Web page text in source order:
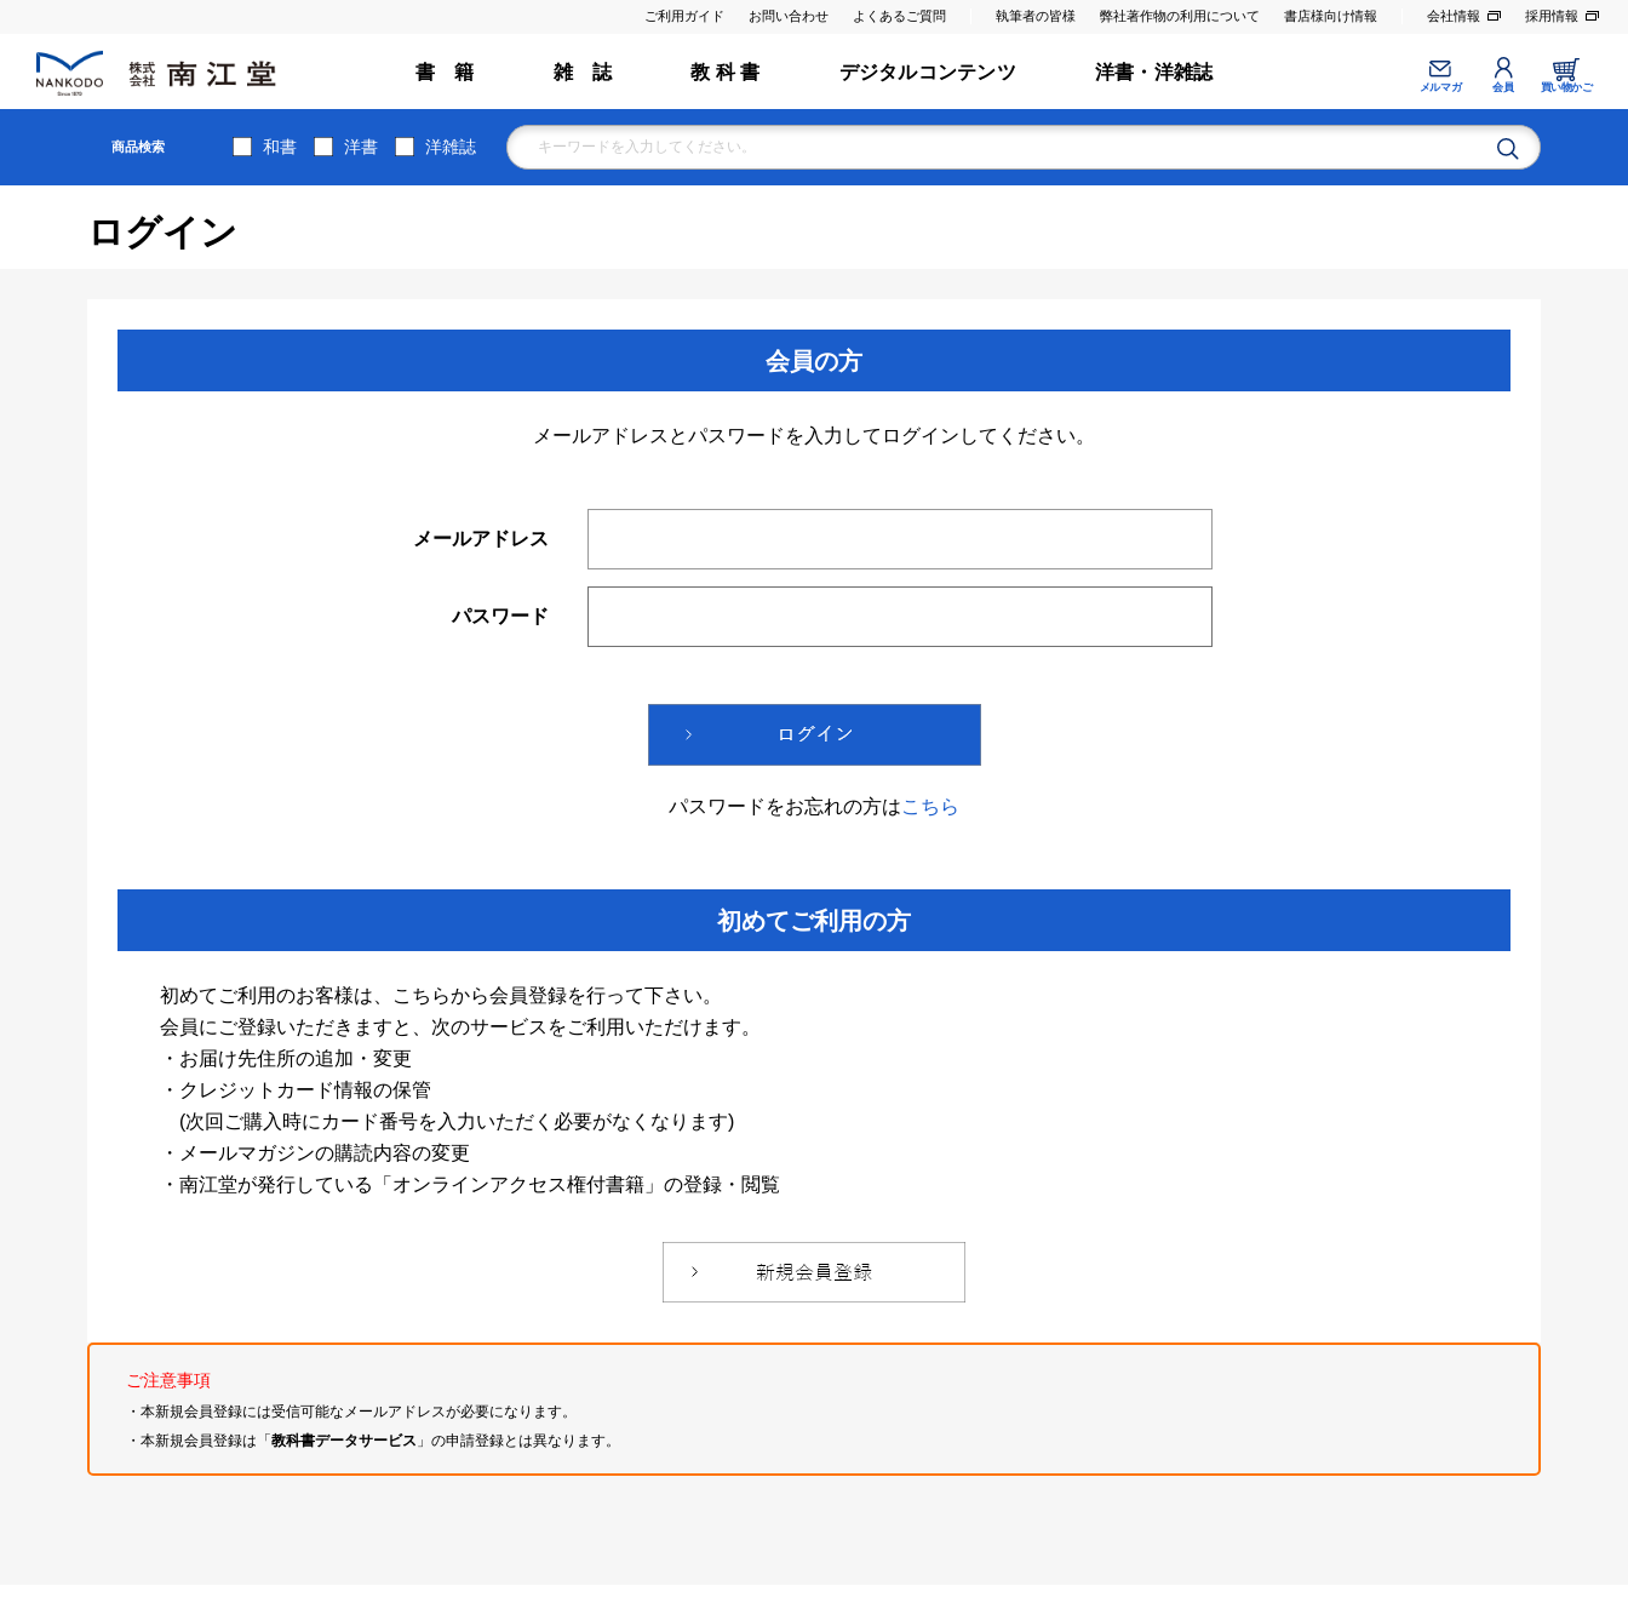
ご利用ガイド お問い合わせ よくあるご質問 執筆者の皆様 弊社著作物の利用について 書店様向け情報 会社情報 採用情報
書 籍 雑 誌 教 科 書 デジタルコンテンツ 洋書・洋雑誌
メルマガ 会員 買い物かご
商品検索 和書 洋書 洋雑誌
ログイン
会員の方
メールアドレスとパスワードを入力してログインしてください。
メールアドレス
パスワード
パスワードをお忘れの方はこちら
初めてご利用の方
初めてご利用のお客様は、こちらから会員登録を行って下さい。
会員にご登録いただきますと、次のサービスをご利用いただけます。
・お届け先住所の追加・変更
・クレジットカード情報の保管
(次回ご購入時にカード番号を入力いただく必要がなくなります)
・メールマガジンの購読内容の変更
・南江堂が発行している「オンラインアクセス権付書籍」の登録・閲覧
ご注意事項
・本新規会員登録には受信可能なメールアドレスが必要になります。
・本新規会員登録は「教科書データサービス 」の申請登録とは異なります。